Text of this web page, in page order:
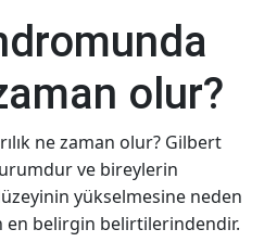
olur?
ne zaman olur? Gilbert
ve bireylerin
yükselmesine neden
en belirgin belirtilerindendir.